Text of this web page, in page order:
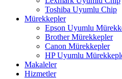
Toshiba Uyumlu Chip
Mürekkepler
Epson Uyumlu
Brother Mürekkepler
Canon Mürekkepler
HP Uyumlu
Makaleler
Hizmetler